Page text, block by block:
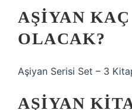
AŞIYAN
OLACAK?
Aşiyan Serisi Set – 3
AŞIYAN